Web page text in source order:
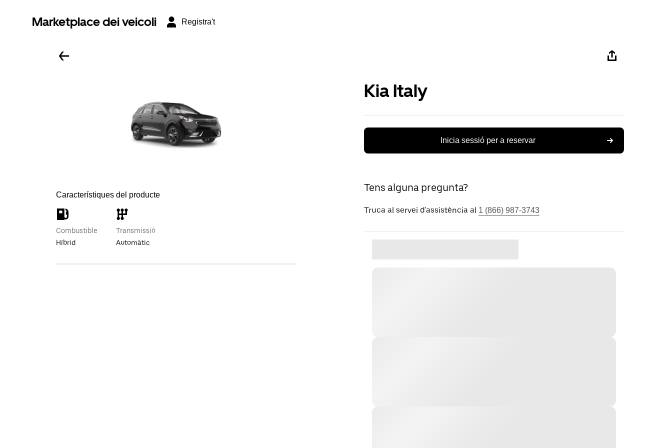
Marketplace dei veicoli Registra't
Característiques del producte
Combustible
Híbrid
Transmissió
Automàtic
Kia Italy
Inicia sessió per a reservar
Tens alguna pregunta?
Truca al servei d'assistència al 1 (866) 987-3743